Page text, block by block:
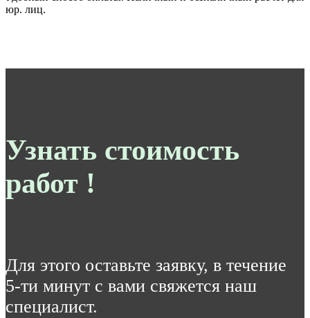
юр. лиц.
Узнать стоимость
работ !
Для этого оставьте заявку, в течение
5-ти минут с вами свяжется наш
специалист.